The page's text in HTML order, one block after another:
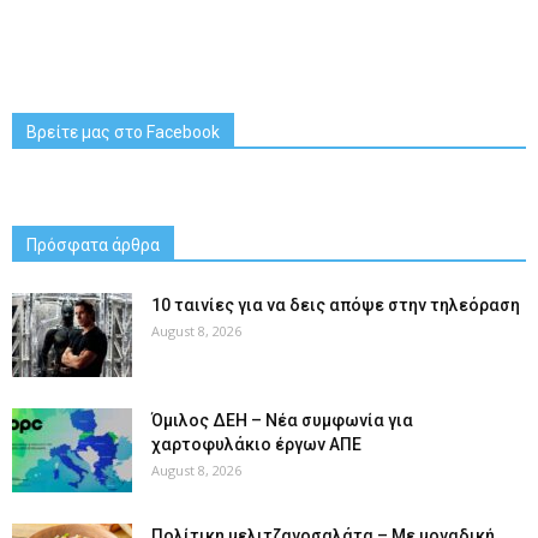
Βρείτε μας στο Facebook
Πρόσφατα άρθρα
10 ταινίες για να δεις απόψε στην τηλεόραση
August 8, 2026
Όμιλος ΔΕΗ – Νέα συμφωνία για
χαρτοφυλάκιο έργων ΑΠΕ
August 8, 2026